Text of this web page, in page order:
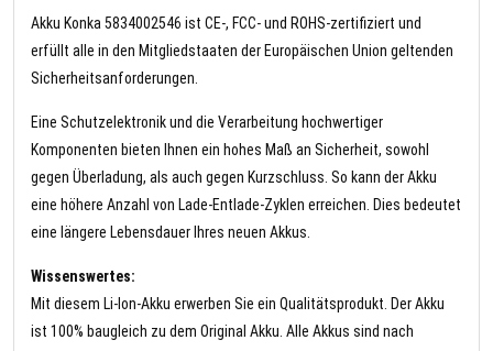
Akku Konka 5834002546 ist CE-, FCC- und ROHS-zertifiziert und
erfüllt alle in den Mitgliedstaaten der Europäischen Union geltenden
Sicherheitsanforderungen.
Eine Schutzelektronik und die Verarbeitung hochwertiger
Komponenten bieten Ihnen ein hohes Maß an Sicherheit, sowohl
gegen Überladung, als auch gegen Kurzschluss. So kann der Akku
eine höhere Anzahl von Lade-Entlade-Zyklen erreichen. Dies bedeutet
eine längere Lebensdauer Ihres neuen Akkus.
Wissenswertes:
Mit diesem Li-Ion-Akku erwerben Sie ein Qualitätsprodukt. Der Akku
ist 100% baugleich zu dem Original Akku. Alle Akkus sind nach